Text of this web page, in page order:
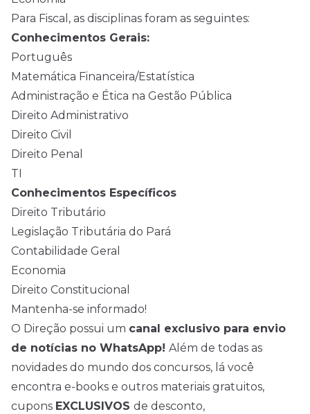
Para Fiscal, as disciplinas foram as seguintes:
Conhecimentos Gerais:
Português
Matemática Financeira/Estatística
Administração e Ética na Gestão Pública
Direito Administrativo
Direito Civil
Direito Penal
TI
Conhecimentos Específicos
Direito Tributário
Legislação Tributária do Pará
Contabilidade Geral
Economia
Direito Constitucional
Mantenha-se informado!
O Direção possui um canal exclusivo para envio
de notícias no WhatsApp! Além de todas as
novidades do mundo dos concursos, lá você
encontra e-books e outros materiais gratuitos,
cupons EXCLUSIVOS de desconto,